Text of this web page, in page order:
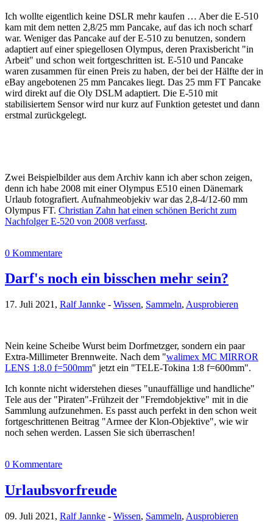
Ich wollte eigentlich keine DSLR mehr kaufen … Aber die E-510
kam mit dem netten 2,8/25 mm Pancake, auf das ich noch scharf
war. Weniger das Pancake auf der E-510 zu benutzen, sondern
adaptiert auf einer spiegellosen Olympus, deren Praxisbericht "in
Arbeit" und schon weit fortgeschritten ist. E-510 und Pancake
waren zusammen für einen Preis zu haben, der bei der Hälfte der in
eBay angebotenen 25 mm Pancakes liegt. Das 25 mm FT Pancake
wird direkt auf die Oly DSLM adaptiert. Die E-510 mit
stabilisiertem Sensor wird nur kurz auf Funktion getestet und dann
erstmal zurückgelegt.
Zwei Beispielbilder aus dem Archiv kann ich aber schon zeigen,
denn ich habe 2008 mit einer Olympus E510 einen Dänemark
Urlaub fotografiert. Aufnahmeobjekiv war das 2,8-4/12-60 mm
Olympus FT. Christian Zahn hat einen schönen Bericht zum
Nachfolger E-520 von 2008 verfasst.
0 Kommentare
Darf's noch ein bisschen mehr sein?
17. Juli 2021, Ralf Jannke - Wissen, Sammeln, Ausprobieren
Nein keine Scheibe Wurst beim Dorfmetzger, sondern ein paar
Extra-Millimeter Brennweite. Nach dem "walimex MC MIRROR
LENS 1:8.0 f=500mm" jetzt ein "TELE-Tokina 1:8 f=600mm".
Ich konnte nicht widerstehen dieses "unauffällige und handliche"
Tele aus der "Piraten"-Frühzeit der "Fremdobjektive" mit in die
Sammlung aufzunehmen. Es passt auch perfekt in den schon weit
fortgeschrittenen Beitrag "Armee der Klon-Objektive", wie wir
noch sehen werden. Lassen Sie sich überraschen!
0 Kommentare
Urlaubsvorfreude
09. Juli 2021, Ralf Jannke - Wissen, Sammeln, Ausprobieren